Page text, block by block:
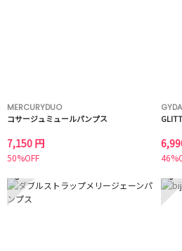
MERCURYDUO
コサージュミュールパンプス
7,150 円
50%OFF
GYDA
5 6